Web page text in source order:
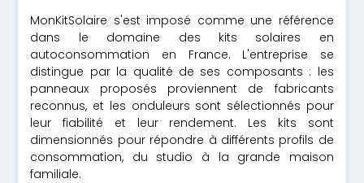
MonKitSolaire s'est imposé comme une référence
dans le domaine des kits solaires en
autoconsommation en France. L'entreprise se
distingue par la qualité de ses composants : les
panneaux proposés proviennent de fabricants
reconnus, et les onduleurs sont sélectionnés pour
leur fiabilité et leur rendement. Les kits sont
dimensionnés pour répondre à différents profils de
consommation, du studio à la grande maison
familiale.